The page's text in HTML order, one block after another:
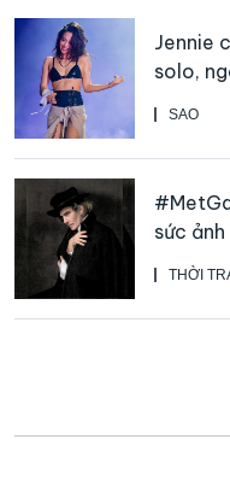
SAO
Jennie
solo,
THỜI
sức
Galliano